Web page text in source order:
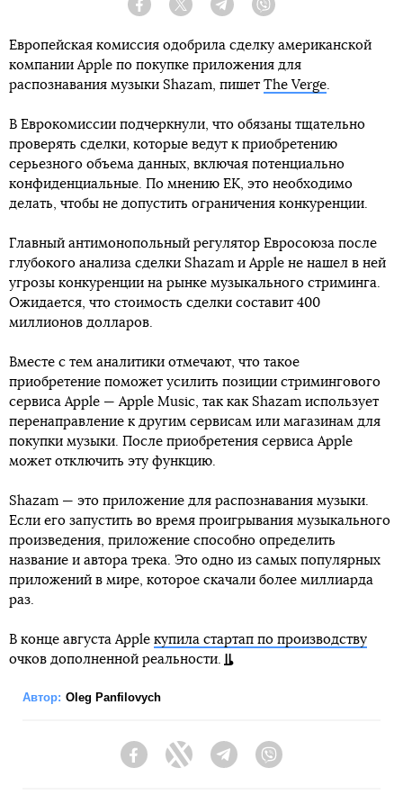
Facebook Twitter Telegram
Европейская комиссия одобрила сделку американской
компании Apple по покупке приложения для
распознавания музыки Shazam, пишет The Verge.
В Еврокомиссии подчеркнули, что обязаны тщательно
проверять сделки, которые ведут к приобретению
серьезного объема данных, включая потенциально
конфиденциальные. По мнению ЕК, это необходимо
делать, чтобы не допустить ограничения конкуренции.
Главный антимонопольный регулятор Евросоюза после
глубокого анализа сделки Shazam и Apple не нашел в ней
угрозы конкуренции на рынке музыкального стриминга.
Ожидается, что стоимость сделки составит 400
миллионов долларов.
Вместе с тем аналитики отмечают, что такое
приобретение поможет усилить позиции стримингового
сервиса Apple — Apple Music, так как Shazam использует
перенаправление к другим сервисам или магазинам для
покупки музыки. После приобретения сервиса Apple
может отключить эту функцию.
Shazam — это приложение для распознавания музыки.
Если его запустить во время проигрывания музыкального
произведения, приложение способно определить
название и автора трека. Это одно из самых популярных
приложений в мире, которое скачали более миллиарда
раз.
В конце августа Apple купила стартап по производству
очков дополненной реальности.
Автор: Oleg Panfilovych
FacebookTwitter Telegram